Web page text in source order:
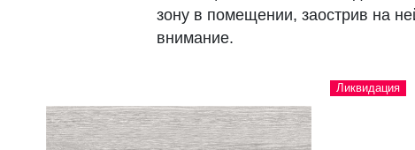
зону в помещении, заострив на
внимание.
Ликвидация